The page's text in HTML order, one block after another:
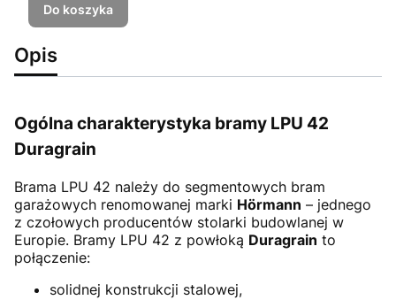
Do koszyka
Opis
Ogólna charakterystyka bramy LPU 42
Duragrain
Brama LPU 42 należy do segmentowych bram
garażowych renomowanej marki Hörmann – jednego
z czołowych producentów stolarki budowlanej w
Europie. Bramy LPU 42 z powłoką Duragrain to
połączenie:
solidnej konstrukcji stalowej,